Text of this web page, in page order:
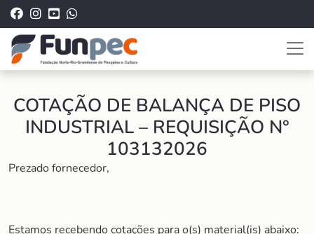
COTAÇÃO DE BALANÇA DE PISO
INDUSTRIAL – REQUISIÇÃO N°
103132026
Prezado fornecedor,
Estamos recebendo cotações para o(s) material(is) abaixo: